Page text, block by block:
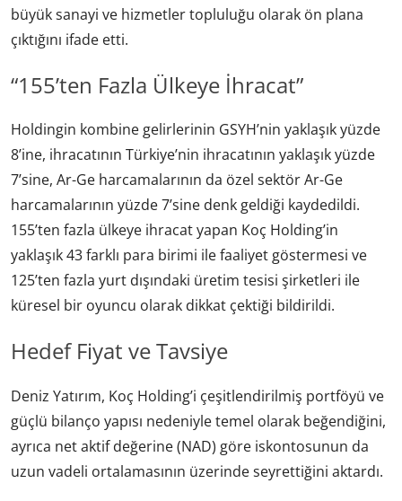
büyük sanayi ve hizmetler topluluğu olarak ön plana
çıktığını ifade etti.
“155’ten Fazla Ülkeye İhracat”
Holdingin kombine gelirlerinin GSYH’nin yaklaşık yüzde
8’ine, ihracatının Türkiye’nin ihracatının yaklaşık yüzde
7’sine, Ar-Ge harcamalarının da özel sektör Ar-Ge
harcamalarının yüzde 7’sine denk geldiği kaydedildi.
155’ten fazla ülkeye ihracat yapan Koç Holding’in
yaklaşık 43 farklı para birimi ile faaliyet göstermesi ve
125’ten fazla yurt dışındaki üretim tesisi şirketleri ile
küresel bir oyuncu olarak dikkat çektiği bildirildi.
Hedef Fiyat ve Tavsiye
Deniz Yatırım, Koç Holding’i çeşitlendirilmiş portföyü ve
güçlü bilanço yapısı nedeniyle temel olarak beğendiğini,
ayrıca net aktif değerine (NAD) göre iskontosunun da
uzun vadeli ortalamasının üzerinde seyrettiğini aktardı.